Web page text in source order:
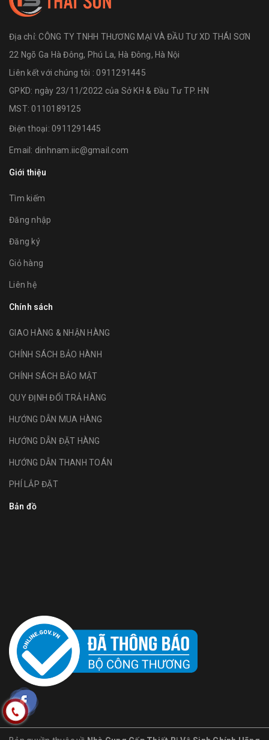
Địa chỉ:CÔNG TY TNHH THƯƠNG MẠI VÀ ĐẦU TƯ XD THÁI SƠN
22 Ngõ Ga Hà Đông, Phú La, Hà Đông, Hà Nội
Liên kết với chúng tôi : 0911291445
GPKD: ngày 23/11/2022 của Sở KH & Đầu Tư TP. HN
MST: 0110189125
Điện thoại: 0911291445
Email: dinhnam.iic@gmail.com
Giới thiệu
Tìm kiếm
Đăng nhập
Đăng ký
Giỏ hàng
Liên hệ
Chính sách
GIAO HÀNG & NHẬN HÀNG
CHÍNH SÁCH BẢO HÀNH
CHÍNH SÁCH BẢO MẬT
QUY ĐỊNH ĐỔI TRẢ HÀNG
HƯỚNG DẪN MUA HÀNG
HƯỚNG DẪN ĐẶT HÀNG
HƯỚNG DẪN THANH TOÁN
PHÍ LẮP ĐẶT
Bản đồ